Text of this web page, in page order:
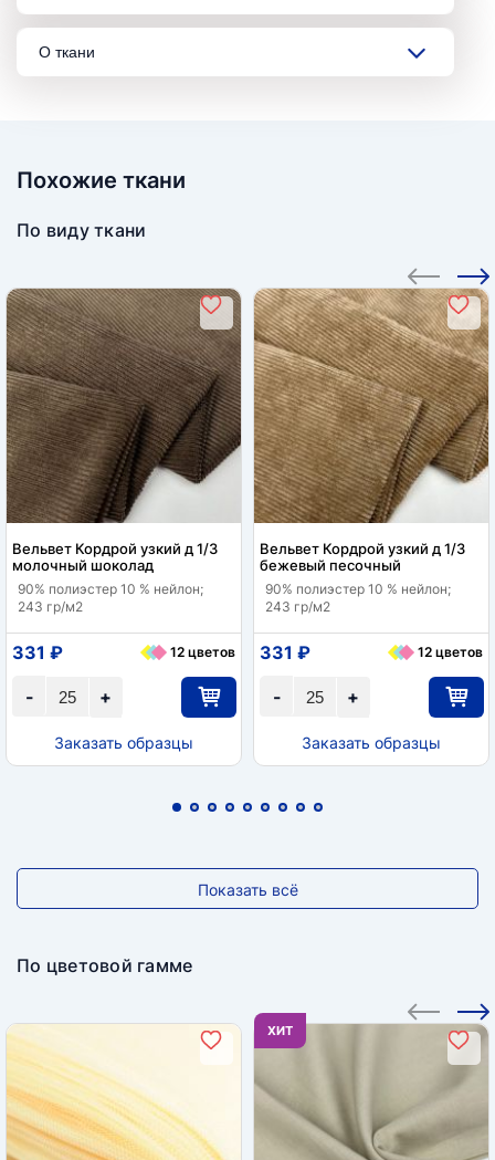
О ткани
Похожие ткани
По виду ткани
Вельвет Кордрой узкий д 1/3
молочный шоколад
90% полиэстер 10 % нейлон;
243 гр/м2
+
-
331 ₽ 12 цветов
Заказать образцы
Вельвет Кордрой узкий д 1/3
бежевый песочный
90% полиэстер 10 % нейлон;
243 гр/м2
+
-
331 ₽ 12 цветов
Заказать образцы
Показать всё
По цветовой гамме
ХИТ